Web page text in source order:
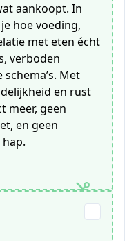
aankoopt. In
hoe voeding,
met eten écht
verboden
Met
en rust
meer, geen
en geen